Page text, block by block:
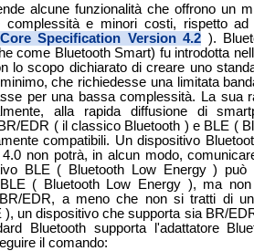
alcune funzionalità che offrono un
complessità e minori costi, rispetto
Specification Version 4.2 ).
come Bluetooth Smart) fu introdotta
lo scopo dichiarato di creare uno
che richiedesse una limitata
per una bassa complessità. La sua
alla rapida diffusione di
EDR ( il classico Bluetooth ) e BLE (
compatibili. Un dispositivo
4.0 non potrà, in alcun modo,
BLE ( Bluetooth Low Energy ) può
( Bluetooth Low Energy ), ma
EDR, a meno che non si tratti di
), un dispositivo che supporta sia BR/
Bluetooth supporta l'adattatore
il comando: